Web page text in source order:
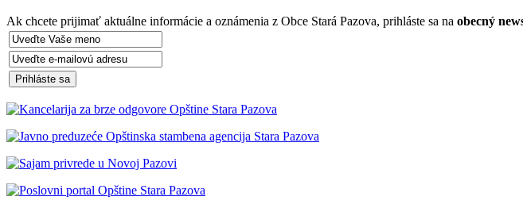
Ak chcete prijimať aktuálne informácie a oznámenia z Obce Stará Pazova, prihláste sa na obecný